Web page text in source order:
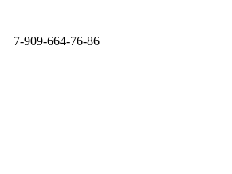
+7-909-664-76-86